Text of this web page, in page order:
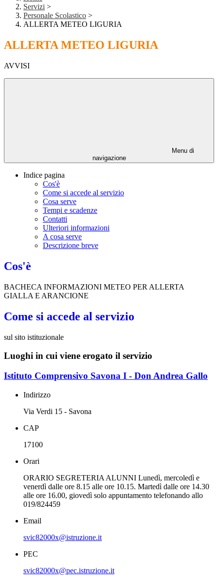
Servizi >
Personale Scolastico >
ALLERTA METEO LIGURIA
ALLERTA METEO LIGURIA
AVVISI
Menu di
navigazione
Indice pagina
Cos'è
Come si accede al servizio
Cosa serve
Tempi e scadenze
Contatti
Ulteriori informazioni
A cosa serve
Descrizione breve
Cos'è
BACHECA INFORMAZIONI METEO PER ALLERTA
GIALLA E ARANCIONE
Come si accede al servizio
sul sito istituzionale
Luoghi in cui viene erogato il servizio
Istituto Comprensivo Savona I - Don Andrea Gallo
Indirizzo
Via Verdi 15 - Savona
CAP
17100
Orari
ORARIO SEGRETERIA ALUNNI Lunedì, mercoledì e
venerdì dalle ore 8.15 alle ore 10.15. Martedì dalle ore 14.30
alle ore 16.00, giovedì solo appuntamento telefonando allo
019/824459
Email
svic82000x@istruzione.it
PEC
svic82000x@pec.istruzione.it